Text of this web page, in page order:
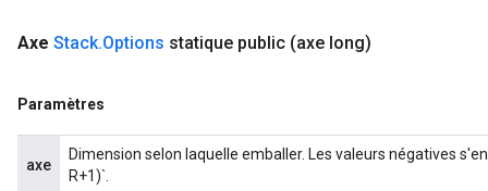
Axe Stack.Options statique public (axe long)
Paramètres
axe
Dimension selon laquelle emballer. Les valeurs négatives
R+1)`.